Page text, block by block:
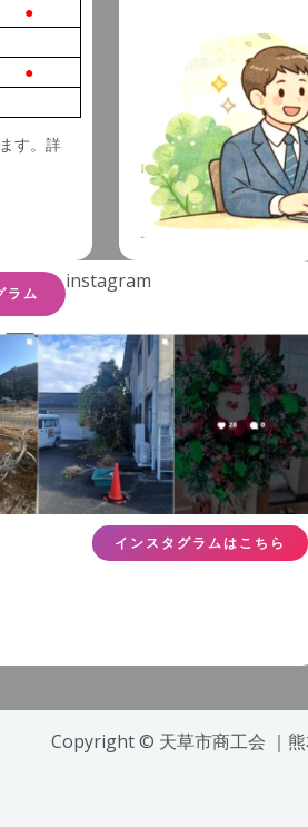
●
●
す。詳
ラム
instagram
インスタグラムはこちら
Copyright © 天草市商工